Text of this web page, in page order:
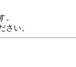
。
さい。